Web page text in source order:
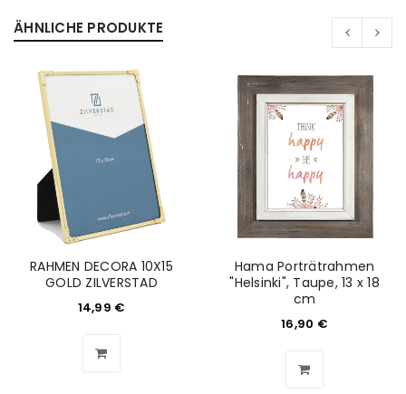
ÄHNLICHE PRODUKTE
RAHMEN DECORA 10X15
GOLD ZILVERSTAD
14,99 €
Hama Porträtrahmen
"Helsinki", Taupe, 13 x 18
cm
16,90 €